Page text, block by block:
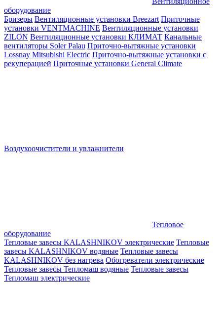
оборудование
Бризеры Вентиляционные установки Breezart Приточные
установки VENTMACHINE Вентиляционные установки
ZILON Вентиляционные установки КЛИМАТ Канальные
вентиляторы Soler Palau Приточно-вытяжные установки
Lossnay Mitsubishi Electric Приточно-вытяжные установки с
рекуперацией Приточные установки General Climate
Воздухоочистители и увлажнители
Тепловое
оборудование
Тепловые завесы KALASHNIKOV электрические Тепловые
завесы KALASHNIKOV водяные Тепловые завесы
KALASHNIKOV без нагрева Обогреватели электрические
Тепловые завесы Тепломаш водяные Тепловые завесы
Тепломаш электрические